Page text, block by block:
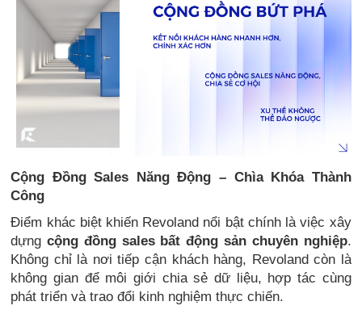
Cộng Đồng Sales Năng Động – Chìa Khóa Thành
Công
Điểm khác biệt khiến Revoland nổi bật chính là việc xây
dựngcộng đồng sales bất động sản chuyên nghiệp.
Không chỉ là nơi tiếp cận khách hàng, Revoland còn là
không gian để môi giới chia sẻ dữ liệu, hợp tác cùng
phát triển và trao đổi kinh nghiệm thực chiến.